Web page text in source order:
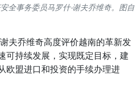
全事务委员马罗什·谢夫乔维奇。图自
夫乔维奇高度评价越南的革新发
可持续发展，实现既定目标，建
欧盟进口和投资的手续办理进